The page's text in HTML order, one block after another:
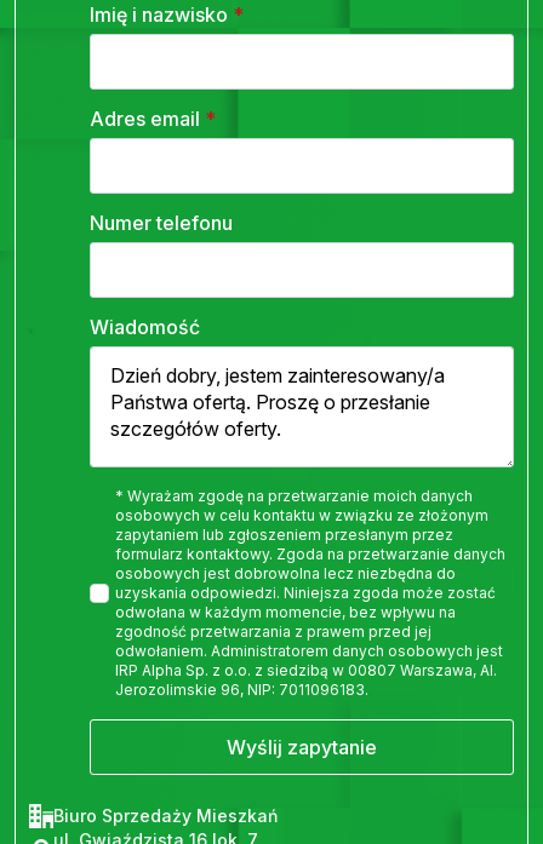
Imię i nazwisko *
Adres email *
Numer telefonu
Wiadomość
* Wyrażam zgodę na przetwarzanie moich danych
osobowych w celu kontaktu w związku ze złożonym
zapytaniem lub zgłoszeniem przesłanym przez
formularz kontaktowy. Zgoda na przetwarzanie danych
osobowych jest dobrowolna lecz niezbędna do
uzyskania odpowiedzi. Niniejsza zgoda może zostać
odwołana w każdym momencie, bez wpływu na
zgodność przetwarzania z prawem przed jej
odwołaniem. Administratorem danych osobowych jest
IRP Alpha Sp. z o.o. z siedzibą w 00807 Warszawa, Al.
Jerozolimskie 96, NIP: 7011096183.
Wyślij zapytanie
Biuro Sprzedaży Mieszkań
ul. Gwiaździsta 16 lok. 7